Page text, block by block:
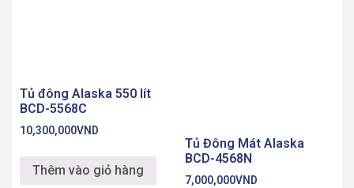
Tủ đông Alaska 550 lít
BCD-5568C
10,300,000VND
Thêm vào giỏ hàng
Tủ Đông Mát Alaska
BCD-4568N
7,000,000VND